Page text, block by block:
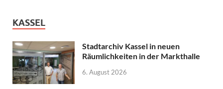
KASSEL
Stadtarchiv Kassel in neuen
Räumlichkeiten in der Markthalle
6. August 2026